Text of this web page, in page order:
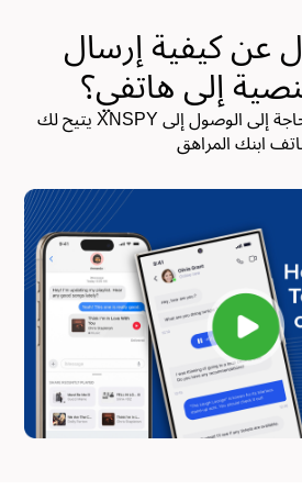
عن كيفية إرسال
إلى هاتفي؟يتيح لك XNSPY قراءة النصوص دون الحاجة إلى الوصول إلى